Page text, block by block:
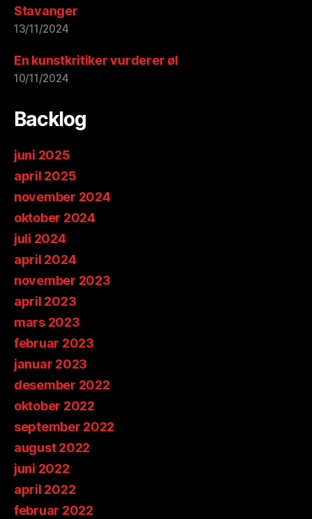
Stavanger
13/11/2024
En kunstkritiker vurderer øl
10/11/2024
Backlog
juni 2025
april 2025
november 2024
oktober 2024
juli 2024
april 2024
november 2023
april 2023
mars 2023
februar 2023
januar 2023
desember 2022
oktober 2022
september 2022
august 2022
juni 2022
april 2022
februar 2022